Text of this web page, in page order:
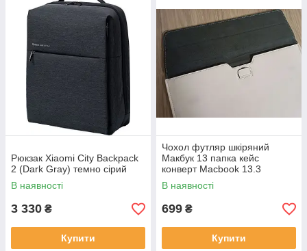
Рюкзак Xiaomi City Backpack
2 (Dark Gray) темно сірий
В наявності
3 330 ₴
Купити
Чохол футляр шкіряний
Макбук 13 папка кейс
конверт Macbook 13.3
В наявності
699 ₴
Купити